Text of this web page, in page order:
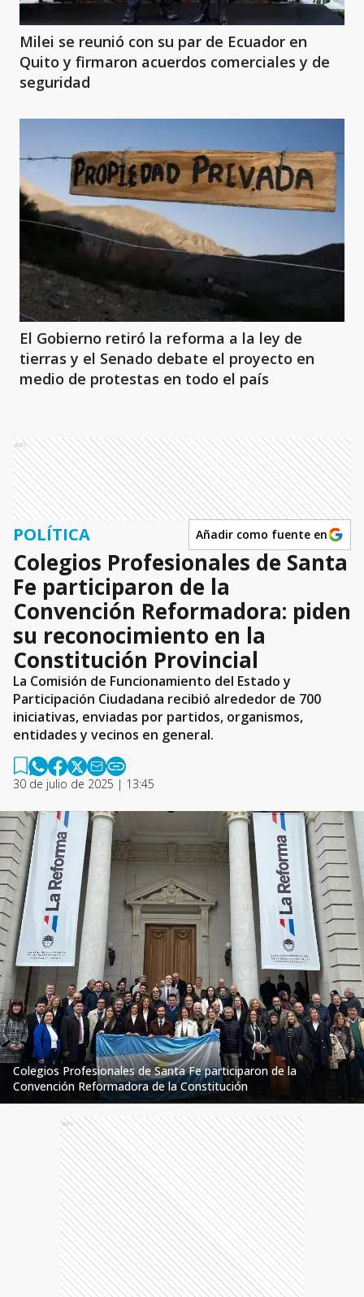
Milei se reunió con su par de Ecuador en
Quito y firmaron acuerdos comerciales y de
seguridad
El Gobierno retiró la reforma a la ley de
tierras y el Senado debate el proyecto en
medio de protestas en todo el país
Ads
POLÍTICA Añadir como fuente en
Colegios Profesionales de Santa
Fe participaron de la
Convención Reformadora: piden
su reconocimiento en la
Constitución Provincial
La Comisión de Funcionamiento del Estado y
Participación Ciudadana recibió alrededor de 700
iniciativas, enviadas por partidos, organismos,
entidades y vecinos en general.
30 de julio de 2025 | 13:45
Colegios Profesionales de Santa Fe participaron de la
Convención Reformadora de la Constitución
Ads